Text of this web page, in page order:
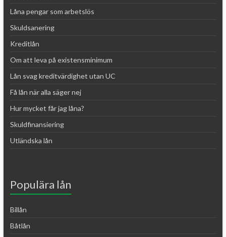
Låna pengar som arbetslös
Skuldsanering
Kreditlån
Om att leva på existensminimum
Lån svag kreditvärdighet utan UC
Få lån när alla säger nej
Hur mycket får jag låna?
Skuldfinansiering
Utländska lån
Populära lån
Billån
Båtlån